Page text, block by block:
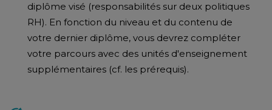
diplôme visé (responsabilités sur deux politiques
RH). En fonction du niveau et du contenu de
votre dernier diplôme, vous devrez compléter
votre parcours avec des unités d'enseignement
supplémentaires (cf. les prérequis).